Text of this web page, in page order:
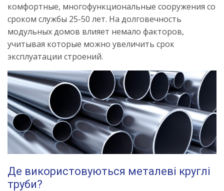
комфортные, многофункциональные сооружения со
сроком службы 25-50 лет. На долговечность
модульных домов влияет немало факторов,
учитывая которые можно увеличить срок
эксплуатации строений.
Де використовуються металеві круглі
труби?